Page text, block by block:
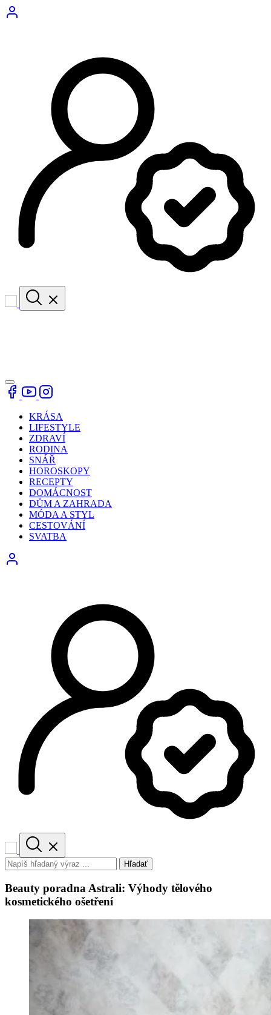
KRÁSA
LIFESTYLE
ZDRAVÍ
RODINA
SNÁŘ
HOROSKOPY
RECEPTY
DOMÁCNOST
DŮM A ZAHRADA
MÓDA A STYL
CESTOVÁNÍ
SVATBA
Hľadať
Beauty poradna Astrali: Výhody tělového
kosmetického ošetření